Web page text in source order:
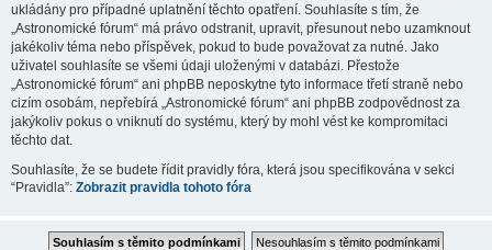
ukládány pro případné uplatnění těchto opatření. Souhlasíte s tím, že
„Astronomické fórum“ má právo odstranit, upravit, přesunout nebo uzamknout
jakékoliv téma nebo příspěvek, pokud to bude považovat za nutné. Jako
uživatel souhlasíte se všemi údaji uloženými v databázi. Přestože
„Astronomické fórum“ ani phpBB neposkytne tyto informace třetí straně nebo
cizím osobám, nepřebírá „Astronomické fórum“ ani phpBB zodpovědnost za
jakýkoliv pokus o vniknutí do systému, který by mohl vést ke kompromitaci
těchto dat.
Souhlasíte, že se budete řídit pravidly fóra, která jsou specifikována v sekci
“Pravidla”: Zobrazit pravidla tohoto fóra